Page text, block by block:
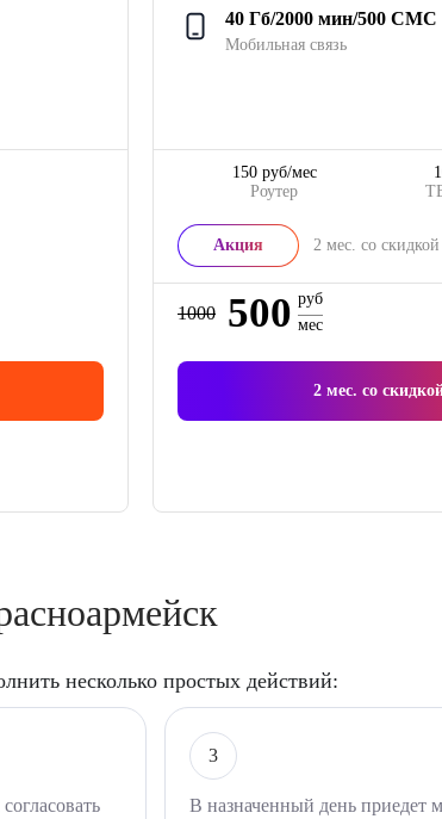
40 Гб/2000 мин/500 СМС
Мобильная связь
Роутер
150 руб/мес
Акция 2 мес. со скидкой
1000 500 руб
мес
2 мес. со
несколько простых действий:
3
В назначенный день приедет